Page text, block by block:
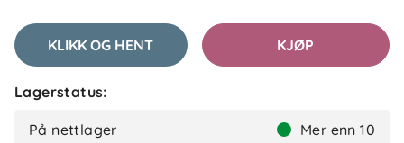
KLIKK OG HENT KJØP
Lagerstatus:
På nettlager Mer enn 10